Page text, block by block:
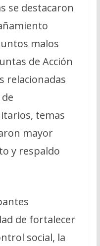
se destacaron
malos
de Acción
relacionadas
temas
mayor
y respaldo
de fortalecer
social, la